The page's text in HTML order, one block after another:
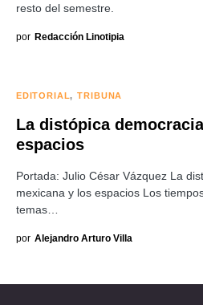
resto del semestre.
por Redacción Linotipia
EDITORIAL TRIBUNA
La distópica
espacios
Portada: Julio César Vázquez La
mexicana y los espacios Los
temas…
por Alejandro Arturo Villa